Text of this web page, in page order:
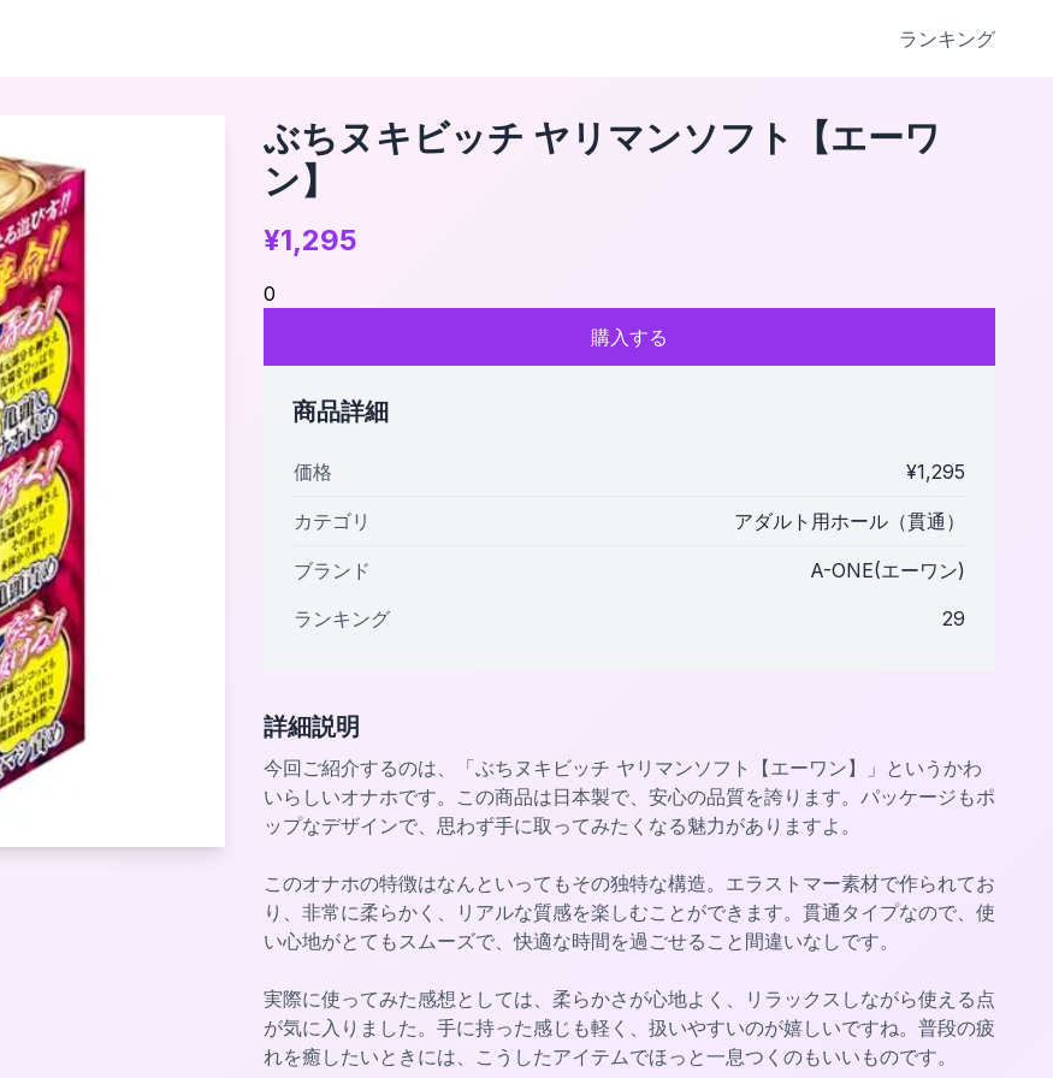
ランキング
ぶちヌキビッチ ヤリマンソフト【エーワ
ン】
¥1,295
0
購入する
商品詳細
価格 ¥1,295
カテゴリ アダルト用ホール（貫通）
ブランド
A-ONE(エーワン)
ランキング
29
詳細説明
今回ご紹介するのは、「ぶちヌキビッチ ヤリマンソフト【エーワン】」というかわ
いらしいオナホです。この商品は日本製で、安心の品質を誇ります。パッケージもポ
ップなデザインで、思わず手に取ってみたくなる魅力がありますよ。
このオナホの特徴はなんといってもその独特な構造。エラストマー素材で作られてお
り、非常に柔らかく、リアルな質感を楽しむことができます。貫通タイプなので、使
い心地がとてもスムーズで、快適な時間を過ごせること間違いなしです。
実際に使ってみた感想としては、柔らかさが心地よく、リラックスしながら使える点
が気に入りました。手に持った感じも軽く、扱いやすいのが嬉しいですね。普段の疲
れを癒したいときには、こうしたアイテムでほっと一息つくのもいいものです。